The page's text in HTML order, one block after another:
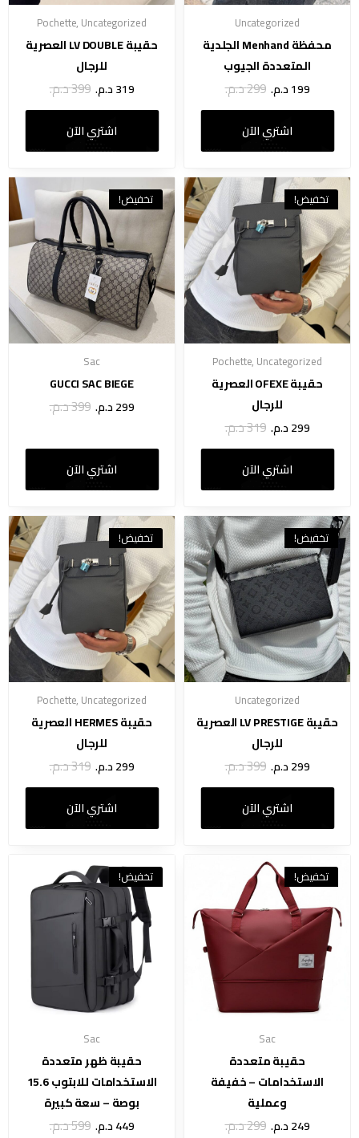
Uncategorized
محفظة Menhand الجلدية
المتعددة الجيوب
199د.م. 299د.م.
اشتري الآن
Pochette, Uncategorized
حقيبة LV DOUBLE العصرية
للرجال
319د.م. 399د.م.
اشتري الآن
تخفيض!
Pochette, Uncategorized
حقيبة OFEXE العصرية
للرجال
299د.م. 319د.م.
اشتري الآن
تخفيض!
Sac
GUCCI SAC BIEGE
299د.م. 399د.م.
اشتري الآن
تخفيض!
Uncategorized
حقيبة LV PRESTIGE العصرية
للرجال
299د.م. 399د.م.
اشتري الآن
تخفيض!
Pochette, Uncategorized
حقيبة HERMES العصرية
للرجال
299د.م. 319د.م.
اشتري الآن
تخفيض!
Sac
حقيبة متعددة
الاستخدامات – خفيفة
وعملية
249د.م. 299د.م.
تخفيض!
Sac
حقيبة ظهر متعددة
الاستخدامات للابتوب 15.6
بوصة – سعة كبيرة
449د.م. 599د.م.